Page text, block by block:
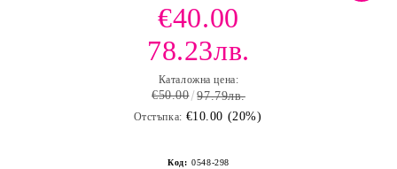
€40.00
78.23лв.
Каталожна цена:
€50.00 97.79лв.
Отстъпка: €10.00 (20%)
Код: 0548-298